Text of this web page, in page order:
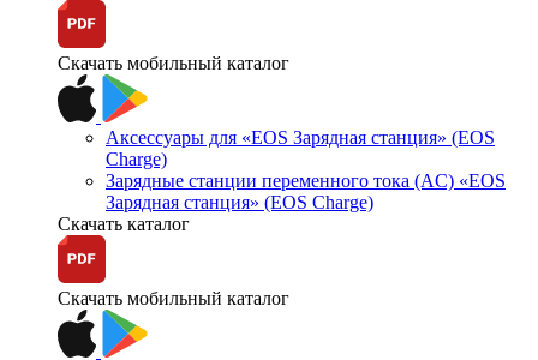
Скачать мобильный каталог
Аксессуары для «EOS Зарядная станция» (EOS
Charge)
Зарядные станции переменного тока (AC) «EOS
Зарядная станция» (EOS Charge)
Скачать каталог
Скачать мобильный каталог